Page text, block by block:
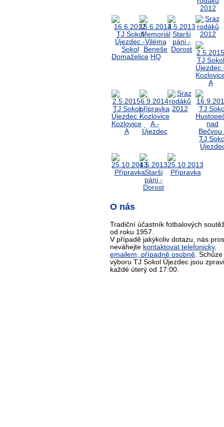
O nás
Tradiční účastník fotbalových
od roku 1957.
V případě jakýkoliv dotazu, nás
neváhejte kontaktovat telefonicky,
emailem, případně osobně. Schůze
výboru TJ Sokol Újezdec jsou
každé úterý od 17:00.